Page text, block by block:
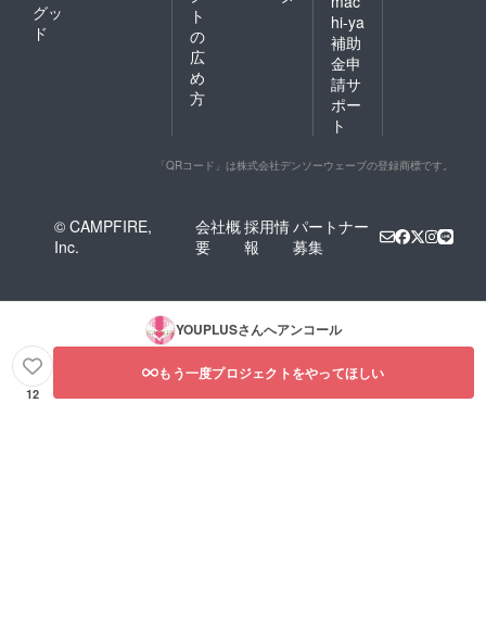
グッ
ド
ト
の
広
め
方
hi-ya
補助
金申
請サ
ポー
ト
「QRコード」は株式会社デンソーウェーブの登録商標です。
© CAMPFIRE,
Inc.
会社概
要
採用情
報
パートナー
募集
YOUPLUSさんへアンコール
12
もう一度プロジェクトをやってほしい